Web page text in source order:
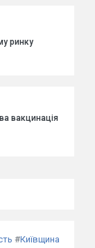
ринку
вакцинація
#Київщина